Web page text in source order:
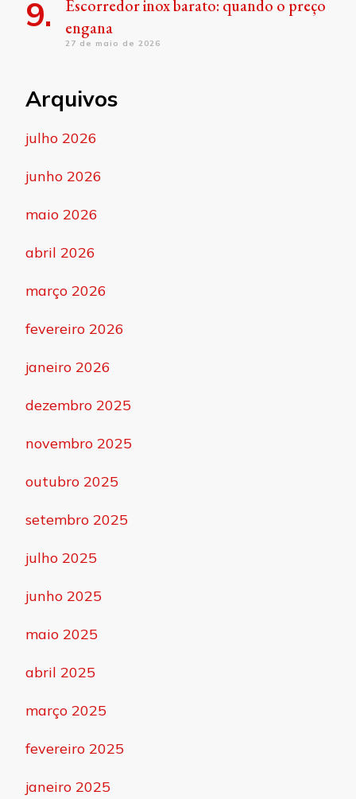
Escorredor inox barato: quando o preço
engana
27 de maio de 2026
Arquivos
julho 2026
junho 2026
maio 2026
abril 2026
março 2026
fevereiro 2026
janeiro 2026
dezembro 2025
novembro 2025
outubro 2025
setembro 2025
julho 2025
junho 2025
maio 2025
abril 2025
março 2025
fevereiro 2025
janeiro 2025